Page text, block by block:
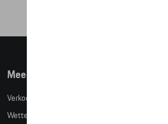
Meer info
Verkoopsvoorwaarden
Wettelijke bepalingen